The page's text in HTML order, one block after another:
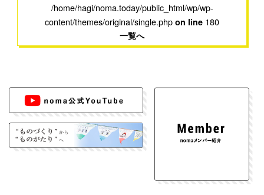
/home/hagi/noma.today/public_html/wp/wp-
content/themes/original/single.php on line 180
一覧へ